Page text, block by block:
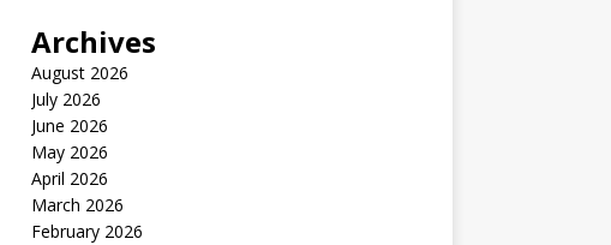
Archives
August 2026
July 2026
June 2026
May 2026
April 2026
March 2026
February 2026